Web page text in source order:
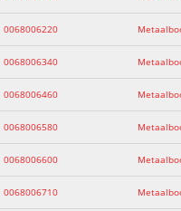
0068006220
0068006340
0068006460
0068006580
0068006600
0068006710